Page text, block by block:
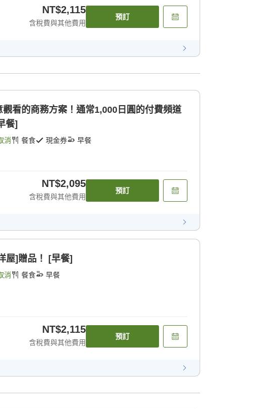
NT$2,115
含稅費與其他費用
預訂
觀看的商務方案！通常1,000日圓的付費頻道
餐]
消 餐食 現金券 早餐
NT$2,095
含稅費與其他費用
預訂
屋]贈品！ [早餐]
消 餐食 早餐
NT$2,115
含稅費與其他費用
預訂